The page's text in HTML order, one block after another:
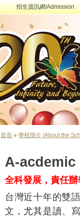
招生資訊網/Admission
首頁 »學校簡介 /About the
A-acdemic
全科發展，責任辦
台灣近十年的雙
文，尤其是讀、